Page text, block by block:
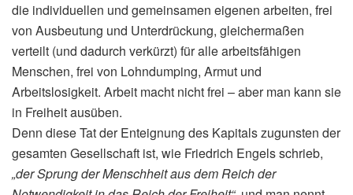
die individuellen und gemeinsamen eigenen arbeiten, frei
von Ausbeutung und Unterdrückung, gleichermaßen
verteilt (und dadurch verkürzt) für alle arbeitsfähigen
Menschen, frei von Lohndumping, Armut und
Arbeitslosigkeit. Arbeit macht nicht frei – aber man kann sie
in Freiheit ausüben.
Denn diese Tat der Enteignung des Kapitals zugunsten der
gesamten Gesellschaft ist, wie Friedrich Engels schrieb,
„der Sprung der Menschheit aus dem Reich der